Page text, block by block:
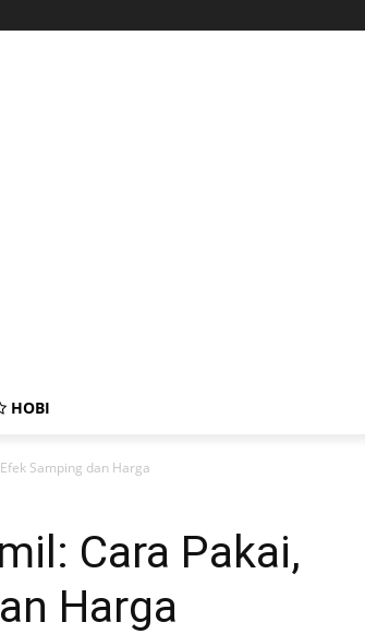
HOBI
Samping dan Harga
Cara Pakai,
Harga